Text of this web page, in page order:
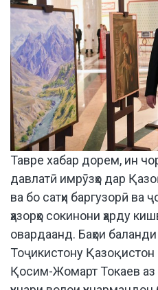
Тавре хабар дорем, ин
давлатӣ имрӯзҳо дар
ва бо сатҳи баргузорӣ ва
ҳазорҳо сокинони ҳарду
овардаанд. Баҳои
Тоҷикистону
Қосим-Жомарт Токаев аз